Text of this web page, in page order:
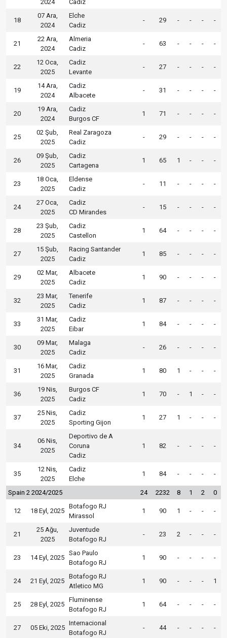
2024 Cadiz
18
07 Ara,
2024
Elche
Cadiz
- 29 - - - -
21
22 Ara,
2024
Almeria
Cadiz
- 63 - - - -
22
12 Oca,
2025
Cadiz
Levante
- 27 - - - -
19
14 Ara,
2024
Cadiz
Albacete
- 31 - - - -
20
19 Ara,
2024
Cadiz
Burgos CF
1 71 - - - -
25
02 Şub,
2025
Real Zaragoza
Cadiz
- 29 - - - -
26
09 Şub,
2025
Cadiz
Cartagena
1 65 1 - - -
23
18 Oca,
2025
Eldense
Cadiz
- 11 - - - -
24
27 Oca,
2025
Cadiz
CD Mirandes
- 15 - - - -
28
23 Şub,
2025
Cadiz
Castellon
1 64 - - - -
27
15 Şub,
2025
Racing Santander
Cadiz
1 85 - - - -
29
02 Mar,
2025
Albacete
Cadiz
1 90 - - - -
32
23 Mar,
2025
Tenerife
Cadiz
1 87 - - - -
33
31 Mar,
2025
Cadiz
Eibar
1 84 - - - -
30
09 Mar,
2025
Malaga
Cadiz
- 26 - - - -
31
16 Mar,
2025
Cadiz
Granada
1 80 1 - - -
36
19 Nis,
2025
Burgos CF
Cadiz
1 70 - 1 - -
37
25 Nis,
2025
Cadiz
Sporting Gijon
1 27 1 - - -
34
06 Nis,
2025
Deportivo de A
Coruna
Cadiz
1 82 - - - -
35
12 Nis,
2025
Cadiz
Elche
1 84 - - - -
Spain 2 2024/2025 24 2232 8 1 2 0
12 18 Eyl, 2025
Botafogo RJ
Mirassol
1 90 1 - - -
21
25 Ağu,
2025
Juventude
Botafogo RJ
- 23 2 - - -
23 14 Eyl, 2025
Sao Paulo
Botafogo RJ
1 90 - - - -
24 21 Eyl, 2025
Botafogo RJ
Atletico MG
1 90 - - - 1
25 28 Eyl, 2025
Fluminense
Botafogo RJ
1 64 - - - -
27 05 Eki, 2025
Internacional
Botafogo RJ
- 44 - - - -